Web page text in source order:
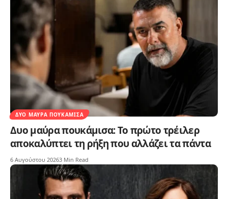
ΔΥΟ ΜΑΎΡΑ ΠΟΥΚΆΜΙΣΑ
Δυο μαύρα πουκάμισα: Το πρώτο τρέιλερ
αποκαλύπτει τη ρήξη που αλλάζει τα πάντα
6 Αυγούστου 20263 Min Read